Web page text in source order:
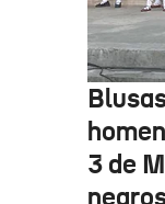
3 de